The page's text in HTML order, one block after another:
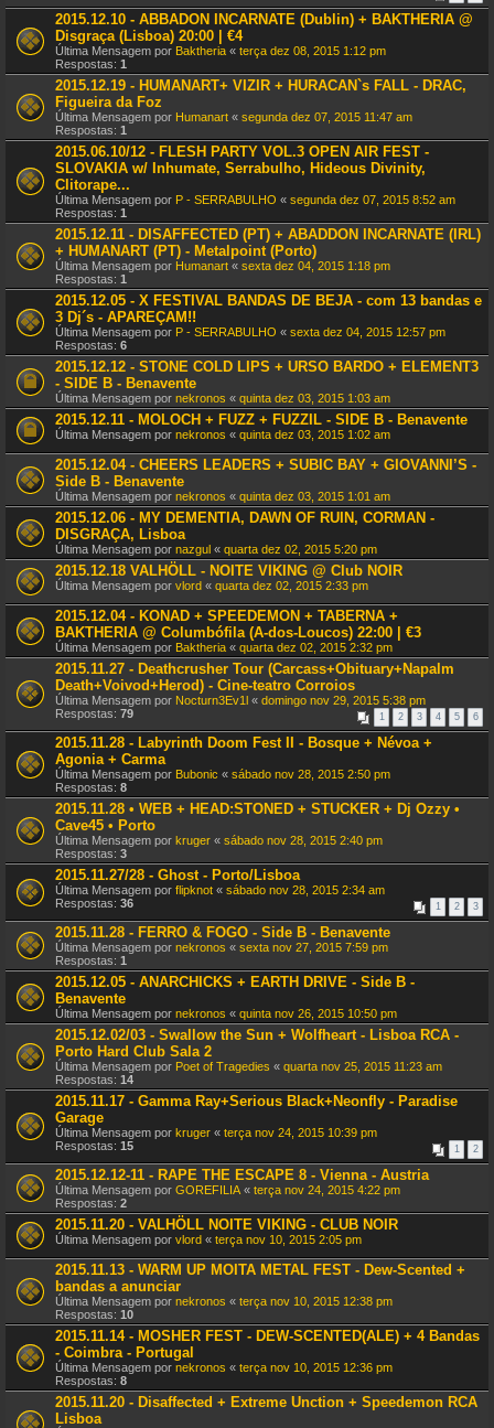
2015.12.10 - ABBADON INCARNATE (Dublin) + BAKTHERIA @
Disgraça (Lisboa) 20:00 | €4
Última Mensagem por Baktheria « terça dez 08, 2015 1:12 pm
Respostas: 1
2015.12.19 - HUMANART+ VIZIR + HURACAN`s FALL - DRAC,
Figueira da Foz
Última Mensagem por Humanart « segunda dez 07, 2015 11:47 am
Respostas: 1
2015.06.10/12 - FLESH PARTY VOL.3 OPEN AIR FEST -
SLOVAKIA w/ Inhumate, Serrabulho, Hideous Divinity,
Clitorape...
Última Mensagem por P - SERRABULHO « segunda dez 07, 2015 8:52 am
Respostas: 1
2015.12.11 - DISAFFECTED (PT) + ABADDON INCARNATE (IRL)
+ HUMANART (PT) - Metalpoint (Porto)
Última Mensagem por Humanart « sexta dez 04, 2015 1:18 pm
Respostas: 1
2015.12.05 - X FESTIVAL BANDAS DE BEJA - com 13 bandas e
3 Dj´s - APAREÇAM!!
Última Mensagem por P - SERRABULHO « sexta dez 04, 2015 12:57 pm
Respostas: 6
2015.12.12 - STONE COLD LIPS + URSO BARDO + ELEMENT3
- SIDE B - Benavente
Última Mensagem por nekronos « quinta dez 03, 2015 1:03 am
2015.12.11 - MOLOCH + FUZZ + FUZZIL - SIDE B - Benavente
Última Mensagem por nekronos « quinta dez 03, 2015 1:02 am
2015.12.04 - CHEERS LEADERS + SUBIC BAY + GIOVANNI’S -
Side B - Benavente
Última Mensagem por nekronos « quinta dez 03, 2015 1:01 am
2015.12.06 - MY DEMENTIA, DAWN OF RUIN, CORMAN -
DISGRAÇA, Lisboa
Última Mensagem por nazgul « quarta dez 02, 2015 5:20 pm
2015.12.18 VALHÖLL - NOITE VIKING @ Club NOIR
Última Mensagem por vlord « quarta dez 02, 2015 2:33 pm
2015.12.04 - KONAD + SPEEDEMON + TABERNA +
BAKTHERIA @ Columbófila (A-dos-Loucos) 22:00 | €3
Última Mensagem por Baktheria « quarta dez 02, 2015 2:32 pm
2015.11.27 - Deathcrusher Tour (Carcass+Obituary+Napalm
Death+Voivod+Herod) - Cine-teatro Corroios
Última Mensagem por Nocturn3Ev1l « domingo nov 29, 2015 5:38 pm
Respostas: 79 1 2 3 4 5 6
2015.11.28 - Labyrinth Doom Fest II - Bosque + Névoa +
Agonia + Carma
Última Mensagem por Bubonic « sábado nov 28, 2015 2:50 pm
Respostas: 8
2015.11.28 • WEB + HEAD:STONED + STUCKER + Dj Ozzy •
Cave45 • Porto
Última Mensagem por kruger « sábado nov 28, 2015 2:40 pm
Respostas: 3
2015.11.27/28 - Ghost - Porto/Lisboa
Última Mensagem por flipknot « sábado nov 28, 2015 2:34 am
Respostas: 36 1 2 3
2015.11.28 - FERRO & FOGO - Side B - Benavente
Última Mensagem por nekronos « sexta nov 27, 2015 7:59 pm
Respostas: 1
2015.12.05 - ANARCHICKS + EARTH DRIVE - Side B -
Benavente
Última Mensagem por nekronos « quinta nov 26, 2015 10:50 pm
2015.12.02/03 - Swallow the Sun + Wolfheart - Lisboa RCA -
Porto Hard Club Sala 2
Última Mensagem por Poet of Tragedies « quarta nov 25, 2015 11:23 am
Respostas: 14
2015.11.17 - Gamma Ray+Serious Black+Neonfly - Paradise
Garage
Última Mensagem por kruger « terça nov 24, 2015 10:39 pm
Respostas: 15 1 2
2015.12.12-11 - RAPE THE ESCAPE 8 - Vienna - Austria
Última Mensagem por GOREFILIA « terça nov 24, 2015 4:22 pm
Respostas: 2
2015.11.20 - VALHÖLL NOITE VIKING - CLUB NOIR
Última Mensagem por vlord « terça nov 10, 2015 2:05 pm
2015.11.13 - WARM UP MOITA METAL FEST - Dew-Scented +
bandas a anunciar
Última Mensagem por nekronos « terça nov 10, 2015 12:38 pm
Respostas: 10
2015.11.14 - MOSHER FEST - DEW-SCENTED(ALE) + 4 Bandas
- Coimbra - Portugal
Última Mensagem por nekronos « terça nov 10, 2015 12:36 pm
Respostas: 8
2015.11.20 - Disaffected + Extreme Unction + Speedemon RCA
Lisboa